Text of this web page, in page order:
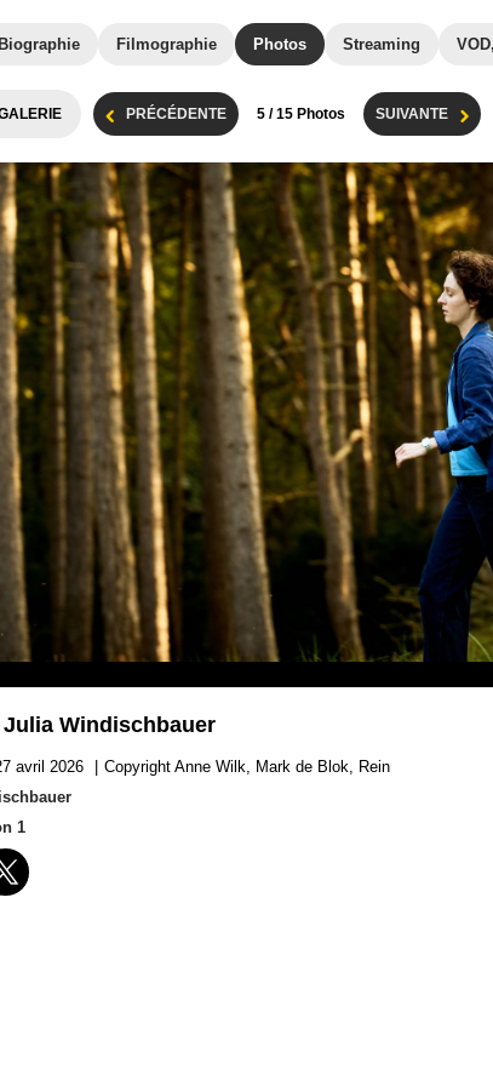
Biographie Filmographie Photos Streaming
PRÉCÉDENTE 5 / 15 Photos SUIVANTE
Windischbauer
avril 2026
Copyright Anne Wilk, Mark de Blok, Rein
1